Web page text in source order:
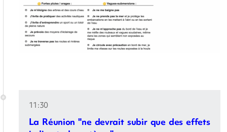
11:30
La Réunion "ne devrait subir que des effets